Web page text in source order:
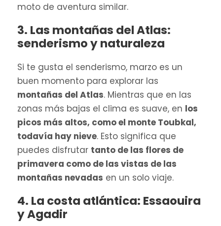
moto de aventura similar.
3. Las montañas del Atlas:
senderismo y naturaleza
Si te gusta el senderismo, marzo es un
buen momento para explorar las
montañas del Atlas. Mientras que en las
zonas más bajas el clima es suave, en los
picos más altos, como el monte Toubkal,
todavía hay nieve. Esto significa que
puedes disfrutar tanto de las flores de
primavera como de las vistas de las
montañas nevadas en un solo viaje.
4. La costa atlántica: Essaouira
y Agadir